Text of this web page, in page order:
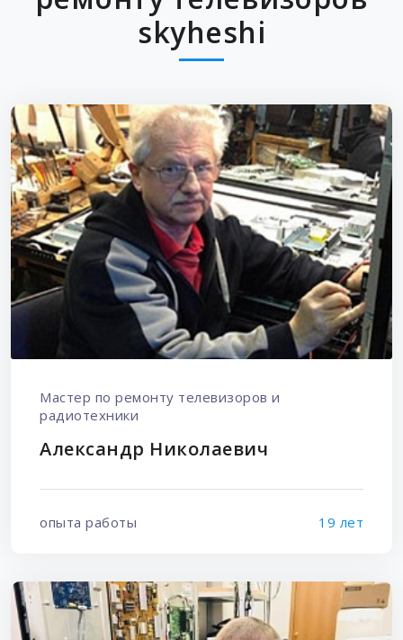
skyheshi
Мастер по ремонту телевизоров и
радиотехники
Александр Николаевич
опыта работы 19 лет